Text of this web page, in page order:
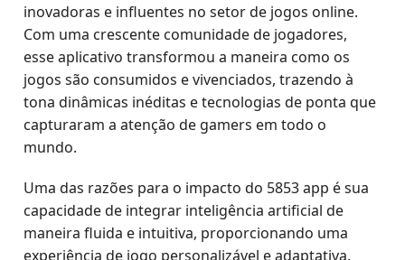
inovadoras e influentes no setor de jogos online.
Com uma crescente comunidade de jogadores,
esse aplicativo transformou a maneira como os
jogos são consumidos e vivenciados, trazendo à
tona dinâmicas inéditas e tecnologias de ponta que
capturaram a atenção de gamers em todo o
mundo.
Uma das razões para o impacto do 5853 app é sua
capacidade de integrar inteligência artificial de
maneira fluida e intuitiva, proporcionando uma
experiência de jogo personalizável e adaptativa.